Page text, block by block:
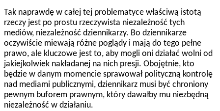
Tak naprawdę w całej tej problematyce właściwą istotą
rzeczy jest po prostu rzeczywista niezależność tych
mediów, niezależność dziennikarzy. Bo dziennikarze
oczywiście miewają różne poglądy i mają do tego pełne
prawo, ale kluczowe jest to, aby mogli oni działać wolni od
jakiejkolwiek nakładanej na nich presji. Obojętnie, kto
będzie w danym momencie sprawował polityczną kontrolę
nad mediami publicznymi, dziennikarz musi być chroniony
pewnym buforem prawnym, który dawałby mu niezbędną
niezależność w działaniu.